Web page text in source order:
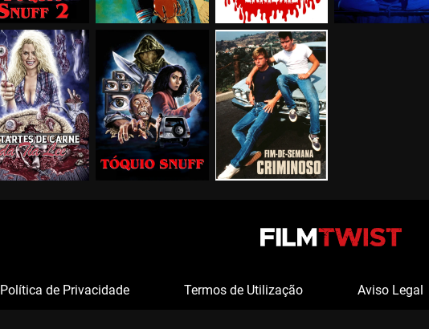
Política de Privacidade Termos de Utilização Aviso Legal